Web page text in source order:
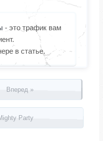
- это трафик вам
в статье.
Вперед »
Party